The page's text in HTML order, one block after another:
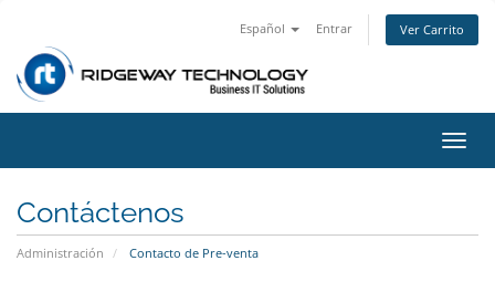
Español Entrar Ver Carrito
Contáctenos
Administración Contacto de Pre-venta